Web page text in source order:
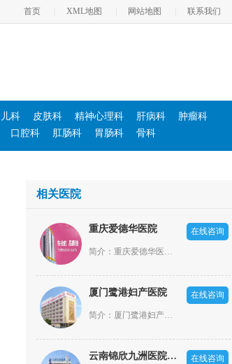
联系我们
网站地图
XML地图
首页
儿科 皮肤科 精神心理科 肝病科
肿瘤科
口腔科 肛肠科 胃肠科 骨科
相关医院
重庆爱德华医院
简介：重庆爱德华医院依照“高新全，优中优”的大专科小综合模式发展，设立了男科、不孕不育科、妇产科、肛肠科、医疗美容科、肝病科、内科、外科、耳鼻喉科、体检科等20余个科室。
在线咨询
厦门鹭港妇产医院
简介：厦门鹭港妇产医院是一家依照厦门市政府规划部署，经厦门市卫生局批准成立的，集医疗、科研、预防、保健为一体的二级妇产专科医院。坐落于现代化的港口风景旅游城市厦门市，经济、文化、交通——厦门火车站正对面(厦门市湖滨东路9号)，西临罗宾森商业，东朝厦门梧村长途汽车站。是厦门市核心地带，商贸经济繁华，交通便利，环璄优美。
在线咨询
云南锦欣九洲医院男科 在线咨询